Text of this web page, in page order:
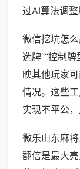
过AI算法调整
微信挖坑怎
选牌”“控制
映其他玩家
情况。这些
实现不平公，
微乐山东麻
翻倍是最大